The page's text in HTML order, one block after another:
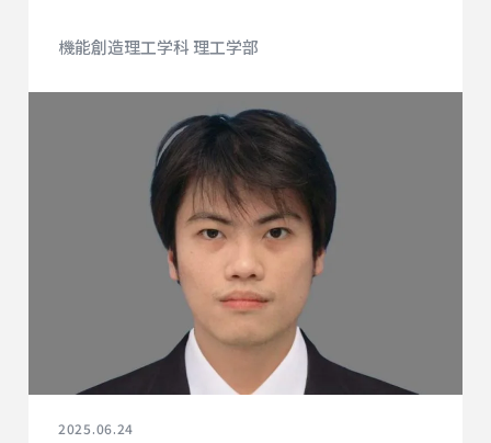
機能創造理工学科 理工学部
2025.06.24